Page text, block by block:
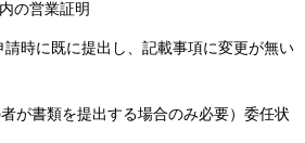
の営業証明
請時に既に提出し、記載事項に変更が無い
が書類を提出する場合のみ必要）委任状